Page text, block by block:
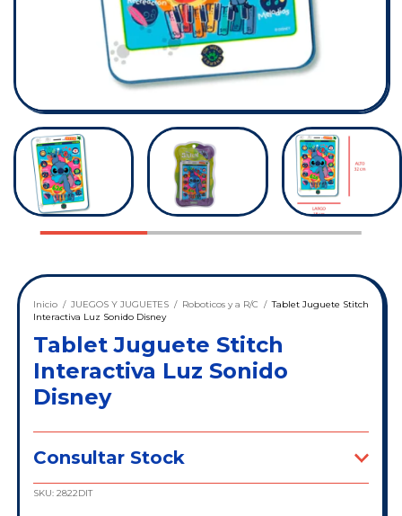
Inicio / JUEGOS Y JUGUETES / Roboticos y a R/C / Tablet Juguete Stitch
Interactiva Luz Sonido Disney
Tablet Juguete Stitch
Interactiva Luz Sonido
Disney
Consultar Stock
SKU: 2822DIT